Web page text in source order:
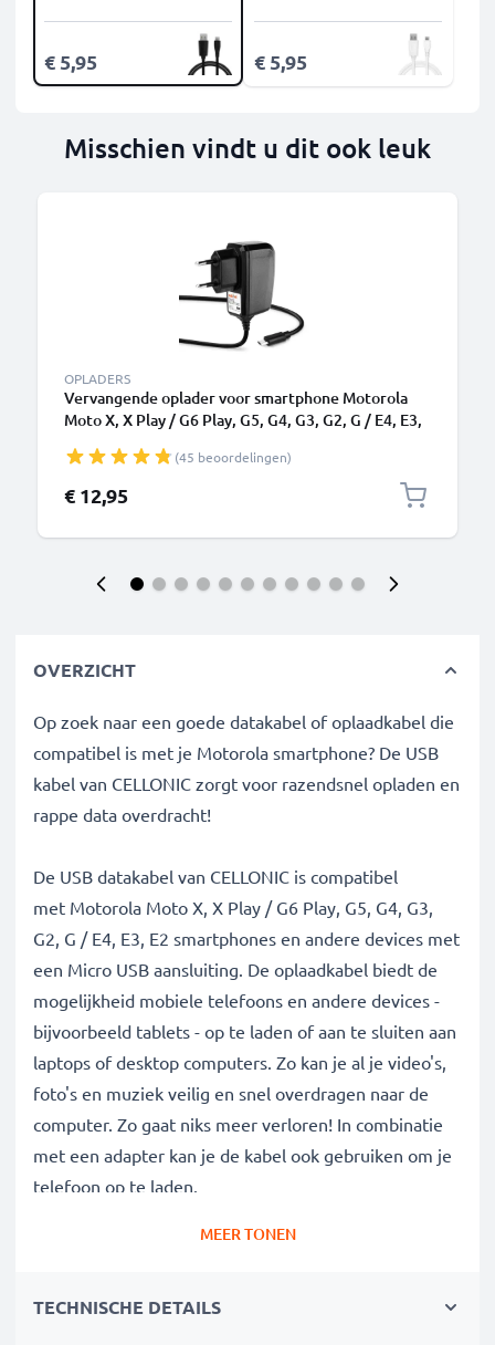
€ 5,95 € 5,95
Misschien vindt u dit ook leuk
OPLADERS
Vervangende oplader voor smartphone Motorola
Moto X, X Play / G6 Play, G5, G4, G3, G2, G / E4, E3,
oplaadstation 1.1m(45 beoordelingen)
€ 12,95
OVERZICHT
Op zoek naar een goede datakabel of oplaadkabel die
compatibel is met je Motorola smartphone? De USB
kabel van CELLONIC zorgt voor razendsnel opladen en
rappe data overdracht!
De USB datakabel van CELLONIC is compatibel
met Motorola Moto X, X Play / G6 Play, G5, G4, G3,
G2, G / E4, E3, E2 smartphones en andere devices met
een Micro USB aansluiting. De oplaadkabel biedt de
mogelijkheid mobiele telefoons en andere devices -
bijvoorbeeld tablets - op te laden of aan te sluiten aan
laptops of desktop computers. Zo kan je al je video's,
foto's en muziek veilig en snel overdragen naar de
computer. Zo gaat niks meer verloren! In combinatie
met een adapter kan je de kabel ook gebruiken om je
telefoon op te laden.
✔ Gegevensoverdracht in de kortste tijd -
MEER TONEN
TECHNISCHE DETAILS